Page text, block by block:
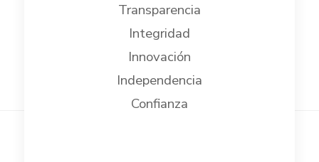
Transparencia
Integridad
Innovación
Independencia
Confianza